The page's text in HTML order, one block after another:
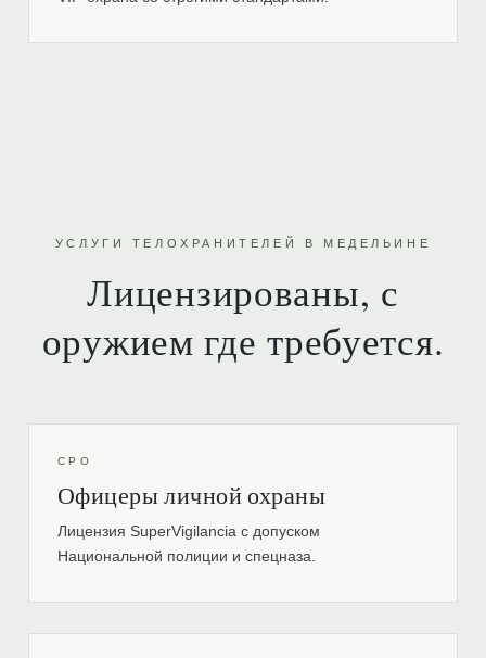
УСЛУГИ ТЕЛОХРАНИТЕЛЕЙ В МЕДЕЛЬИНЕ
Лицензированы, с
оружием где требуется.
CPO
Офицеры личной охраны
Лицензия SuperVigilancia с допуском
Национальной полиции и спецназа.